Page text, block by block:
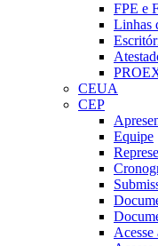
FPE e
Linhas
CEUA
CEP
Equipe
Acesse